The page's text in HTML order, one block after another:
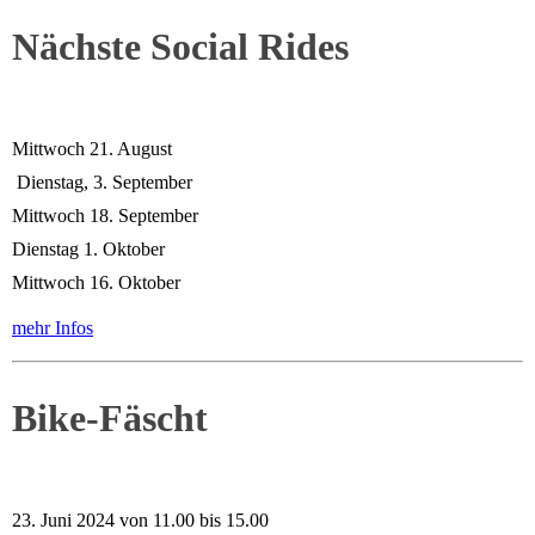
Nächste Social Rides
Mittwoch 21. August
Dienstag, 3. September
Mittwoch 18. September
Dienstag 1. Oktober
Mittwoch 16. Oktober
mehr Infos
Bike-Fäscht
23. Juni 2024 von 11.00 bis 15.00